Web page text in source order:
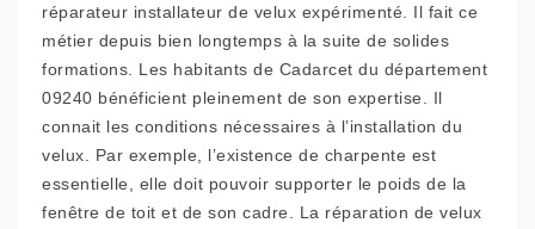
réparateur installateur de velux expérimenté. Il fait ce
métier depuis bien longtemps à la suite de solides
formations. Les habitants de Cadarcet du département
09240 bénéficient pleinement de son expertise. Il
connait les conditions nécessaires à l’installation du
velux. Par exemple, l’existence de charpente est
essentielle, elle doit pouvoir supporter le poids de la
fenêtre de toit et de son cadre. La réparation de velux